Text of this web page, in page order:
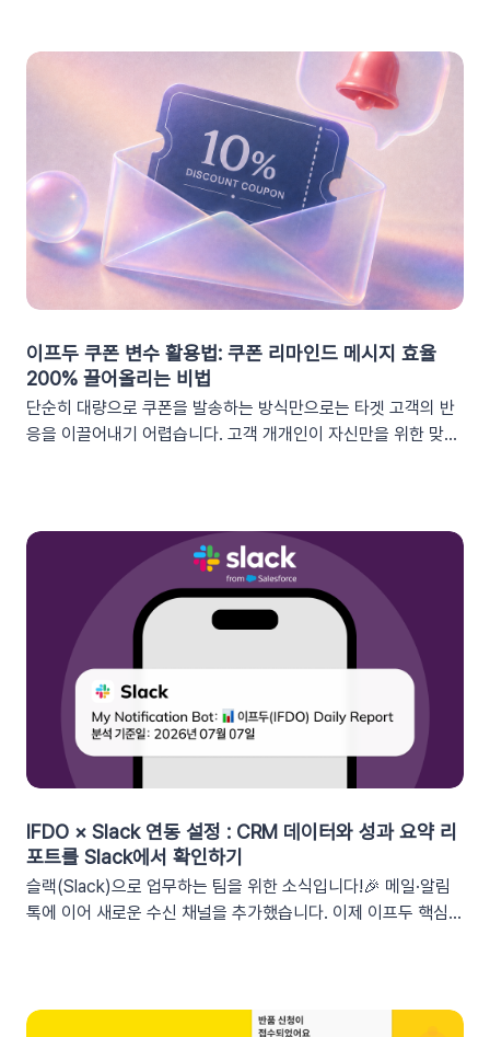
이프두 쿠폰 변수 활용법: 쿠폰 리마인드 메시지 효율
200% 끌어올리는 비법
단순히 대량으로 쿠폰을 발송하는 방식만으로는 타겟 고객의 반
응을 이끌어내기 어렵습니다. 고객 개개인이 자신만을 위한 맞춤
‘쿠폰 변수’ 알아보기쿠폰 코드와 발급일 등 푸시 메시지에 사용
가능한 쿠폰 데이터가 확장되었습니다. 핵심적인 쿠폰 데이터들
을 즉시 활용할 수 있습니다.BeforeAfter쿠폰 변수 사용 가능
세그먼트특정 쿠폰 만료일 (선택형/입력형) 사용 가능한 쿠폰 변
수쿠폰명, 쿠폰 만료일, 사용가능 쿠폰수쿠폰 변수 사용 가능 세
그먼트특정 쿠폰 만료일 (선택형) + 쿠폰코드 (선택형), 특정 쿠
폰 발급일 (선택형), 쿠폰 만료일, 쿠폰 발급일사용 가능한 쿠폰
변수쿠폰명, 쿠폰 만료일 + 쿠폰 발급일, 쿠폰코드💡 ‘사용가능
쿠폰수’ 세그먼트는 ‘회원 변수’에서 이용할 수 있어요.2. 손쉬운
쿠폰 변수 설정 방법세그먼트 선택 단계에서 쿠폰 변수를 사용할
정 쿠폰 만료일 (선택형), 쿠폰코드 (선택형), 특정 쿠폰 발급일
(선택형), 쿠폰 만료일, 쿠폰 발급일텍스트 입력란에서 개인화 변
수 아이콘을 클릭합니다. ‘쿠폰 변수’ 그룹을 클릭한 뒤 원하는 변
수를 선택하여 입력란에 추가하세요. 💡 쿠폰 변수는 테스트 발
확인해 주세요. 3. 실무에서 바로 쓰는 쿠폰 데이터 활용 시나리
IFDO × Slack 연동 설정 : CRM 데이터와 성과 요약 리
포트를 Slack에서 확인하기
슬랙(Slack)으로 업무하는 팀을 위한 소식입니다!🎉 메일·알림
톡에 이어 새로운 수신 채널을 추가했습니다. 이제 이프두 핵심
커머스, 트래픽, 회원 데이터, 인앱 메시지 및 푸시 메시지 성과